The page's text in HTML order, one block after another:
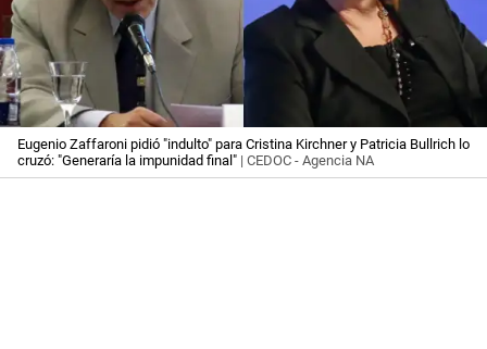
Eugenio Zaffaroni pidió "indulto" para Cristina Kirchner y Patricia Bullrich lo
cruzó: "Generaría la impunidad final" | CEDOC - Agencia NA